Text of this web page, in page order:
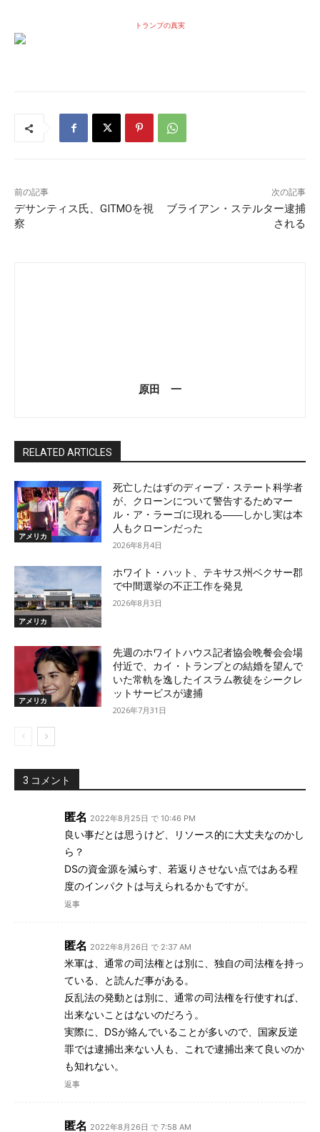
トランプの真実
前の記事
デサンティス氏、GITMOを視
察
次の記事
ブライアン・ステルター逮捕
される
原田 一
RELATED ARTICLES
アメリカ
死亡したはずのディープ・ステート科学者
が、クローンについて警告するためマー
ル・ア・ラーゴに現れる――しかし実は本
人もクローンだった
2026年8月4日
アメリカ
ホワイト・ハット、テキサス州ベクサー郡
で中間選挙の不正工作を発見
2026年8月3日
アメリカ
先週のホワイトハウス記者協会晩餐会会場
付近で、カイ・トランプとの結婚を望んで
いた常軌を逸したイスラム教徒をシークレ
ットサービスが逮捕
2026年7月31日
3 コメント
匿名 2022年8月25日 で 10:46 PM
良い事だとは思うけど、リソース的に大丈夫なのかし
ら？
DSの資金源を減らす、若返りさせない点ではある程
度のインパクトは与えられるかもですが。
返事
匿名 2022年8月26日 で 2:37 AM
米軍は、通常の司法権とは別に、独自の司法権を持っ
ている、と読んだ事がある。
反乱法の発動とは別に、通常の司法権を行使すれば、
出来ないことはないのだろう。
実際に、DSが絡んでいることが多いので、国家反逆
罪では逮捕出来ない人も、これで逮捕出来て良いのか
も知れない。
返事
匿名 2022年8月26日 で 7:58 AM